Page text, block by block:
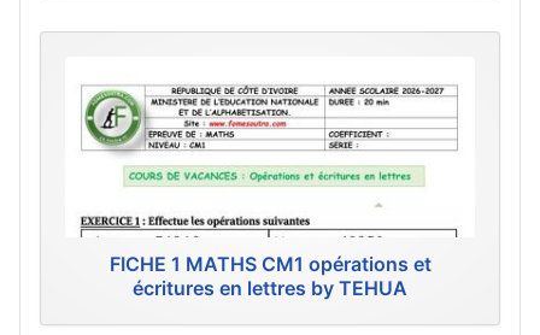
FICHE 1 MATHS CM1 opérations et
écritures en lettres by TEHUA